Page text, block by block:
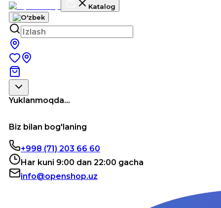
Katalog
Yuklanmoqda...
Biz bilan bog'laning
+998 (71) 203 66 60
Har kuni 9:00 dan 22:00 gacha
info@openshop.uz